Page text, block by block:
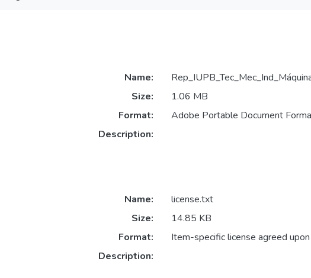
Name:
Size:
1.06 MB
Format:
Adobe Portable Document
Description:
Name:
license.txt
Size:
14.85 KB
Format:
Item-specific license agreed
Description: